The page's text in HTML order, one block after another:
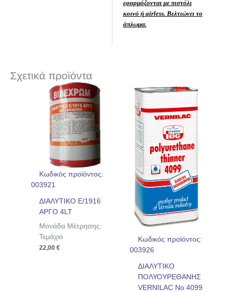
εφαρμόζονται με πιστόλι
κοινό ή airless. Βελτιώνει το
άπλωμα.
Σχετικά προϊόντα
Κωδικός προϊόντος:
003921
ΔΙΑΛΥΤΙΚΟ E/1916
ΑΡΓΟ 4LT
Μονάδα Μέτρησης:
Τεμάχιο
22,00€
Κωδικός προϊόντος:
003926
ΔΙΑΛΥΤΙΚΟ
ΠΟΛΥΟΥΡΕΘΑΝΗΣ
VERNILAC No 4099